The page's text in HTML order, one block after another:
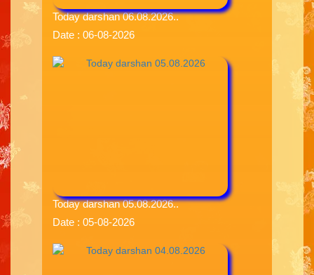
Today darshan 06.08.2026..
Date : 06-08-2026
Today darshan 05.08.2026..
Date : 05-08-2026